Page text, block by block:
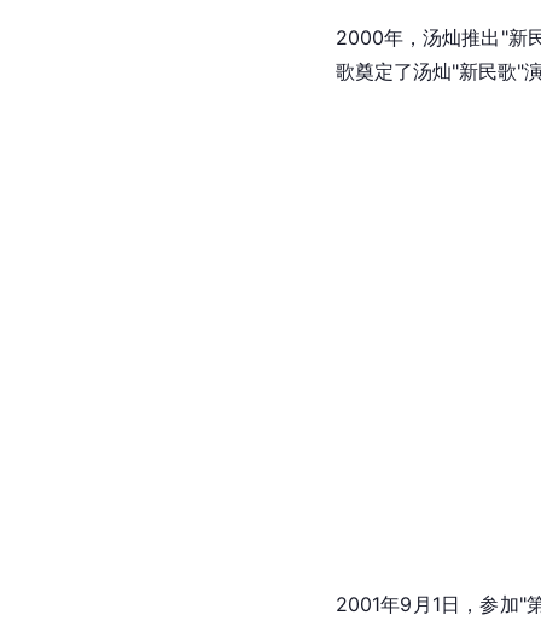
2000年，汤灿推出"新
歌奠定了汤灿"新民歌"
2001年9月1日，参加"